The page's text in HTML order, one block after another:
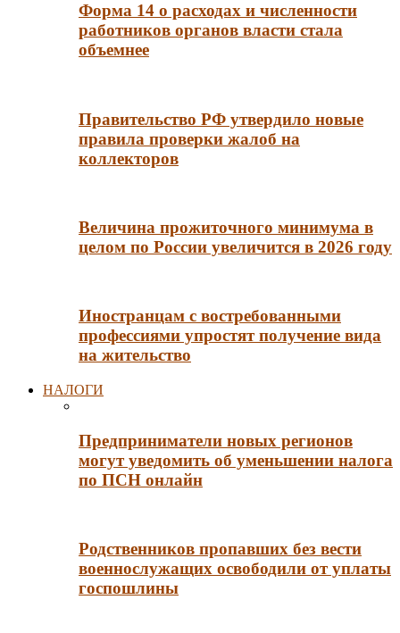
Форма 14 о расходах и численности
работников органов власти стала
объемнее
Правительство РФ утвердило новые
правила проверки жалоб на
коллекторов
Величина прожиточного минимума в
целом по России увеличится в 2026 году
Иностранцам с востребованными
профессиями упростят получение вида
на жительство
НАЛОГИ
Предприниматели новых регионов
могут уведомить об уменьшении налога
по ПСН онлайн
Родственников пропавших без вести
военнослужащих освободили от уплаты
госпошлины